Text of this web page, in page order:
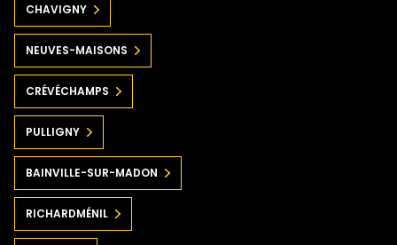
CHAVIGNY
NEUVES-MAISONS
CRÉVÉCHAMPS
PULLIGNY
BAINVILLE-SUR-MADON
RICHARDMÉNIL